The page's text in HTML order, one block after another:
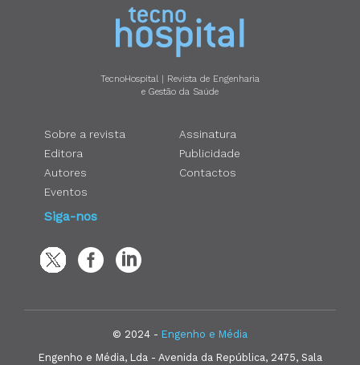
TecnoHospital | Revista de Engenharia
e Gestão da Saúde
Sobre a revista
Editora
Autores
Eventos
Assinatura
Publicidade
Contactos
Siga-nos
© 2024 - Engenho e Média
Engenho e Média, Lda - Avenida da República, 2475, Sala